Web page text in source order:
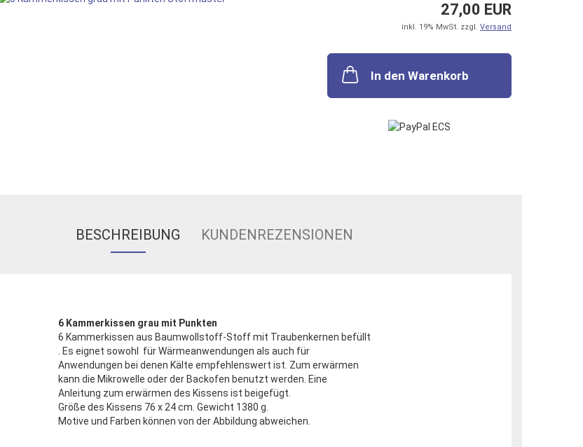
27,00 EUR
inkl. 19% MwSt. zzgl. Versand
In den Warenkorb
BESCHREIBUNG KUNDENREZENSIONEN
6 Kammerkissen grau mit Punkten
6 Kammerkissen aus Baumwollstoff-Stoff mit Traubenkernen befüllt
. Es eignet sowohl für Wärmeanwendungen als auch für
Anwendungen bei denen Kälte empfehlenswert ist. Zum erwärmen
kann die Mikrowelle oder der Backofen benutzt werden. Eine
Anleitung zum erwärmen des Kissens ist beigefügt.
Größe des Kissens 76 x 24 cm. Gewicht 1380 g.
Motive und Farben können von der Abbildung abweichen.